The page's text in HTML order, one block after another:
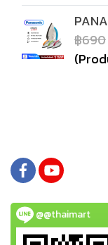
฿690
@@thaimart